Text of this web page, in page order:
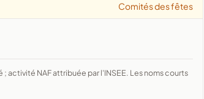
Comités des fêtes